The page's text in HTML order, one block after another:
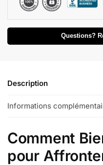
Questions?
Description
Informations
Comment
pour